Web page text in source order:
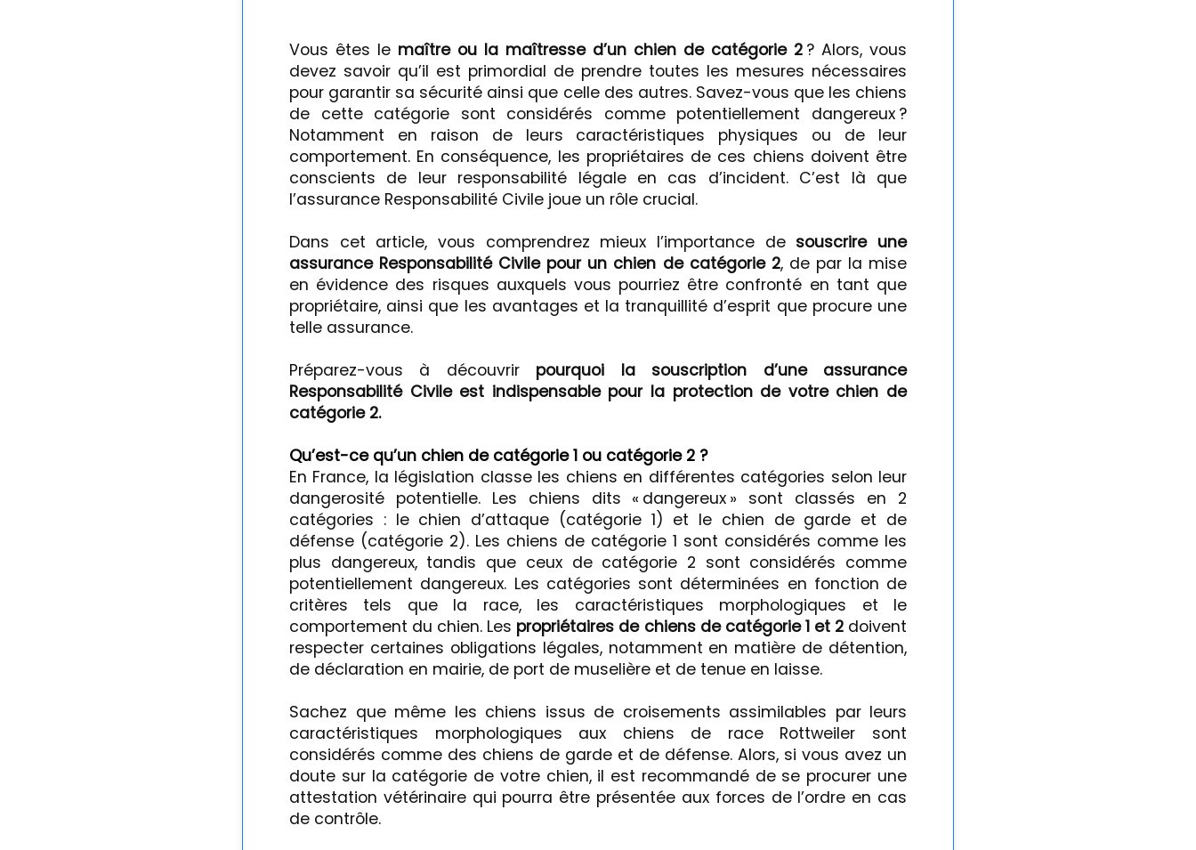
Vous êtes le maître ou la maîtresse d’un chien de catégorie 2 ? Alors, vous
devez savoir qu’il est primordial de prendre toutes les mesures nécessaires
pour garantir sa sécurité ainsi que celle des autres. Savez-vous que les chiens
de cette catégorie sont considérés comme potentiellement dangereux ?
Notamment en raison de leurs caractéristiques physiques ou de leur
comportement. En conséquence, les propriétaires de ces chiens doivent être
conscients de leur responsabilité légale en cas d’incident. C’est là que
l’assurance Responsabilité Civile joue un rôle crucial.
Dans cet article, vous comprendrez mieux l’importance de souscrire une
assurance Responsabilité Civile pour un chien de catégorie 2, de par la mise
en évidence des risques auxquels vous pourriez être confronté en tant que
propriétaire, ainsi que les avantages et la tranquillité d’esprit que procure une
telle assurance.
Préparez-vous à découvrir pourquoi la souscription d’une assurance
Responsabilité Civile est indispensable pour la protection de votre chien de
catégorie 2.
Qu’est-ce qu’un chien de catégorie 1 ou catégorie 2 ?
En France, la législation classe les chiens en différentes catégories selon leur
dangerosité potentielle. Les chiens dits « dangereux » sont classés en 2
catégories : le chien d’attaque (catégorie 1) et le chien de garde et de
défense (catégorie 2). Les chiens de catégorie 1 sont considérés comme les
plus dangereux, tandis que ceux de catégorie 2 sont considérés comme
potentiellement dangereux. Les catégories sont déterminées en fonction de
critères tels que la race, les caractéristiques morphologiques et le
comportement du chien. Les propriétaires de chiens de catégorie 1 et 2doivent
respecter certaines obligations légales, notamment en matière de détention,
de déclaration en mairie, de port de muselière et de tenue en laisse.
Sachez que même les chiens issus de croisements assimilables par leurs
caractéristiques morphologiques aux chiens de race Rottweiler sont
considérés comme des chiens de garde et de défense. Alors, si vous avez un
doute sur la catégorie de votre chien, il est recommandé de se procurer une
attestation vétérinaire qui pourra être présentée aux forces de l’ordre en cas
de contrôle.